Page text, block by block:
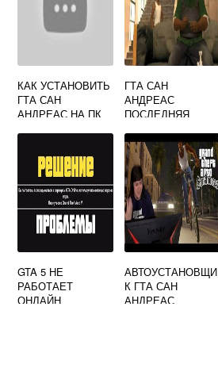
КАК УСТАНОВИТЬ
ГТА САН
АНДРЕАС НА ПК
ГТА САН
АНДРЕАС
ПОСЛЕДНЯЯ
GTA 5 НЕ
РАБОТАЕТ
ОНЛАЙН
АВТОУСТАНОВЩИ
К ГТА САН
АНДРЕАС